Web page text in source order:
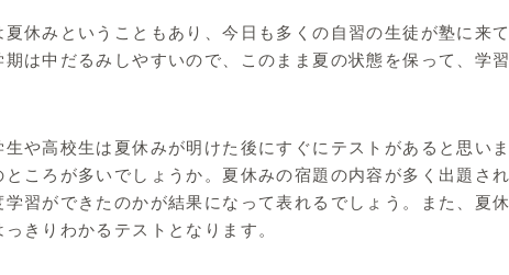
夏休みということもあり、今日も多くの自習の生徒が塾に来
期は中だるみしやすいので、このまま夏の状態を保って、学
生や高校生は夏休みが明けた後にすぐにテストがあると思い
ところが多いでしょうか。夏休みの宿題の内容が多く出題さ
学習ができたのかが結果になって表れるでしょう。また、夏
っきりわかるテストとなります。